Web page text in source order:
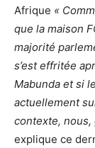
Afrique «
que la maison
majorité
s’est effritée
Mabunda et si
actuellement
contexte, nous,
explique ce